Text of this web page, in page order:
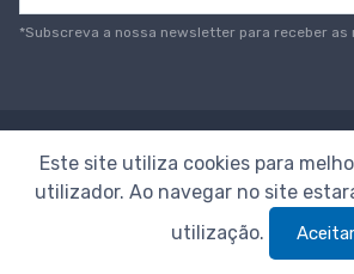
*Subscreva a nossa newsletter para receber as
© Todos os direitos reservados
Este site utiliza cookies para
utilizador. Ao navegar no site
utilização.
Aceitar